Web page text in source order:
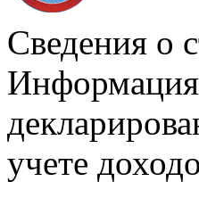
Сведения о
Информация
учете